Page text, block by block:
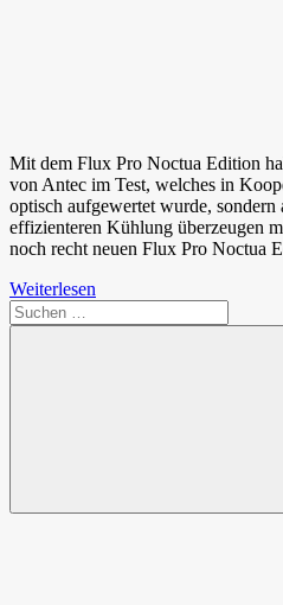
Mit dem Flux Pro Noctua Edition
von Antec im Test, welches in
optisch aufgewertet wurde, sondern
effizienteren Kühlung überzeugen
noch recht neuen Flux Pro Noctua
Weiterlesen
Suchen
nach:
Suchen